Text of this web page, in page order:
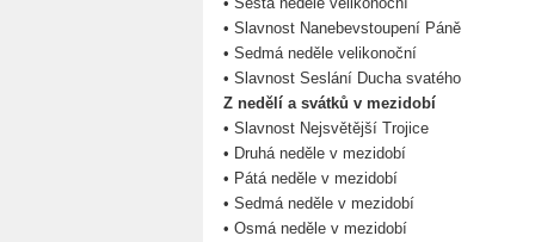
• Slavnost Nanebevstoupení Páně
• Sedmá neděle velikonoční
• Slavnost Seslání Ducha svatého
Z nedělí a svátků v mezidobí
• Slavnost Nejsvětější Trojice
• Druhá neděle v mezidobí
• Pátá neděle v mezidobí
• Sedmá neděle v mezidobí
• Osmá neděle v mezidobí